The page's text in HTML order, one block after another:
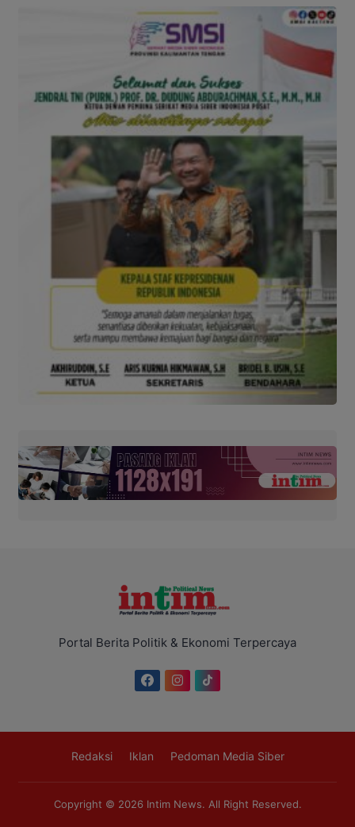
Portal Berita Politik & Ekonomi Terpercaya
Redaksi Iklan Pedoman Media Siber
Copyright © 2026 Intim News. All Right Reserved.